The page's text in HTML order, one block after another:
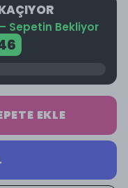
Sepetin Bekliyor
EKLE